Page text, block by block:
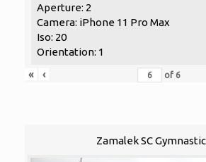
Aperture: 2
Camera: iPhone 11 Pro Max
Iso: 20
Orientation: 1
«
‹ of 6
Zamalek SC